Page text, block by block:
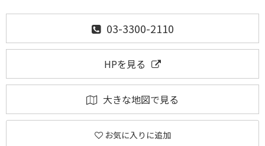
03-3300-2110
HPを見る
大きな地図で見る
お気に入りに追加